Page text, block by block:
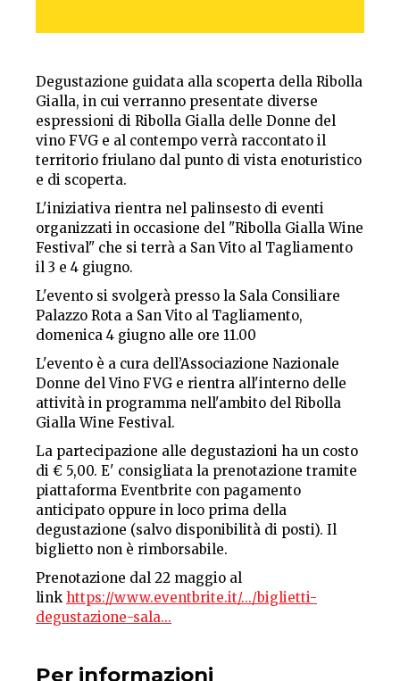
Degustazione guidata alla scoperta della Ribolla
Gialla, in cui verranno presentate diverse
espressioni di Ribolla Gialla delle Donne del
vino FVG e al contempo verrà raccontato il
territorio friulano dal punto di vista enoturistico
e di scoperta.
L'iniziativa rientra nel palinsesto di eventi
organizzati in occasione del "Ribolla Gialla Wine
Festival" che si terrà a San Vito al Tagliamento
il 3 e 4 giugno.
L'evento si svolgerà presso la Sala Consiliare
Palazzo Rota a San Vito al Tagliamento,
domenica 4 giugno alle ore 11.00
L'evento è a cura dell’Associazione Nazionale
Donne del Vino FVG e rientra all'interno delle
attività in programma nell'ambito del Ribolla
Gialla Wine Festival.
La partecipazione alle degustazioni ha un costo
di € 5,00. E' consigliata la prenotazione tramite
piattaforma Eventbrite con pagamento
anticipato oppure in loco prima della
degustazione (salvo disponibilità di posti). Il
biglietto non è rimborsabile.
Prenotazione dal 22 maggio al
link https://www.eventbrite.it/.../biglietti-
degustazione-sala...
Per informazioni